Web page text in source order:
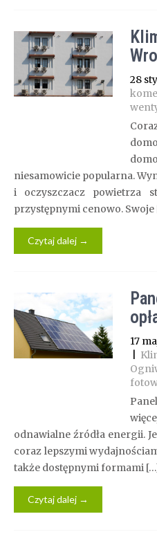
28
niesamowicie popularna.
i oczyszczacz powietrza
przystępnymi cenowo. Swoje
Czytaj dalej →
17
odnawialne źródła energii.
coraz lepszymi
także dostępnymi formami
Czytaj dalej →